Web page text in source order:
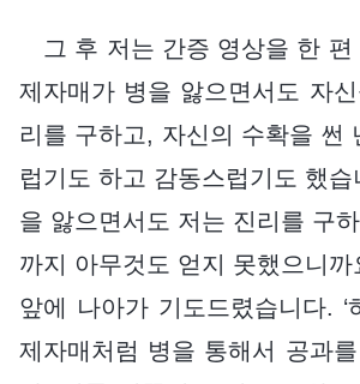
그 후 저는 간증 영상을 한 편
제자매가 병을 앓으면서도 자
리를 구하고, 자신의 수확을 썬
럽기도 하고 감동스럽기도 했습
을 앓으면서도 저는 진리를 구
까지 아무것도 얻지 못했으니까
앞에 나아가 기도드렸습니다. ‘
제자매처럼 병을 통해서 공과